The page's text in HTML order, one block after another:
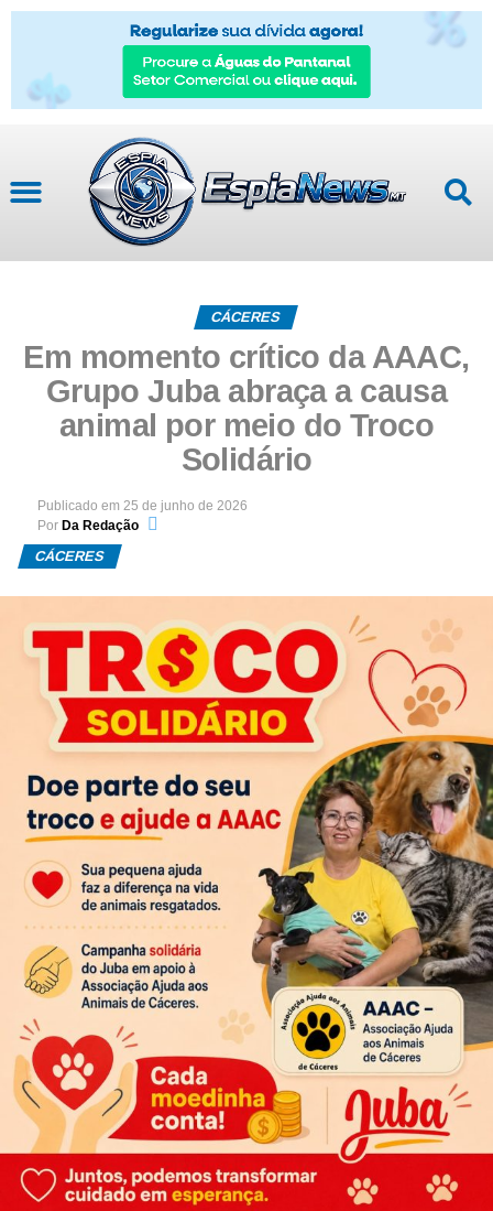
CÁCERES
Em momento crítico da AAAC,
Grupo Juba abraça a causa
animal por meio do Troco
Solidário
Publicado em 25 de junho de 2026
Por Da Redação
CÁCERES